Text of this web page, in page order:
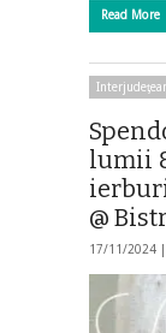
Read More
lumii
@
17/11/2024 |